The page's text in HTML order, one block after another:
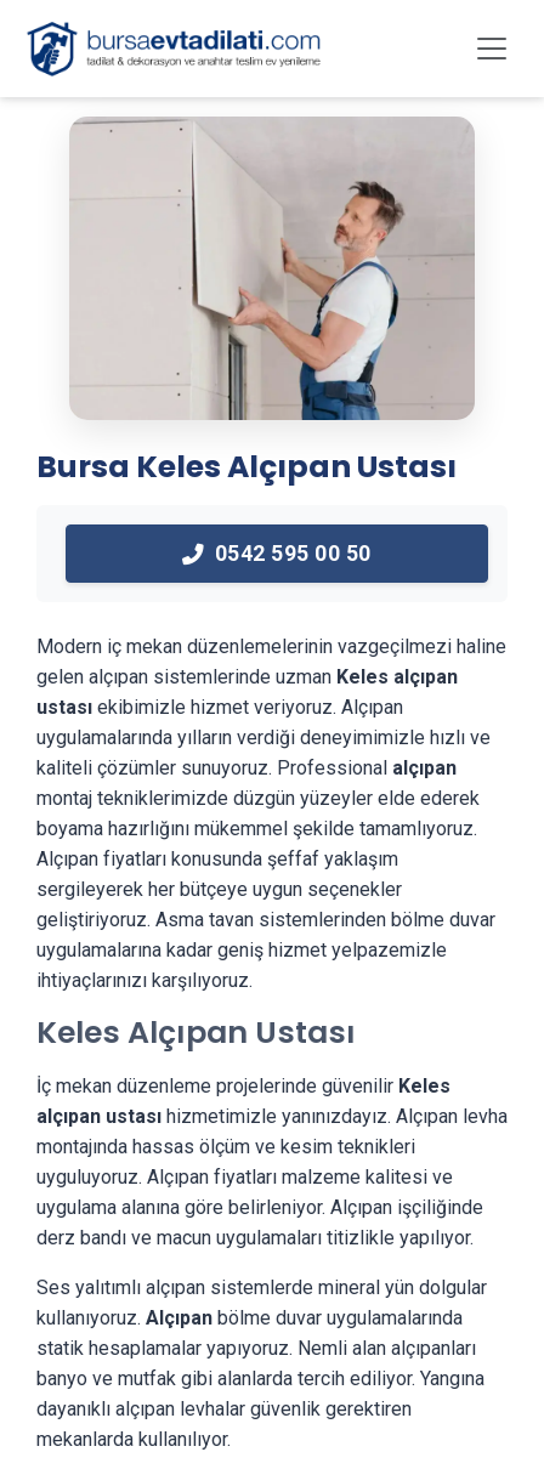
Bursa Keles Alçıpan Ustası
0542 595 00 50
Modern iç mekan düzenlemelerinin vazgeçilmezi haline
gelen alçıpan sistemlerinde uzman Keles alçıpan
ustası ekibimizle hizmet veriyoruz. Alçıpan
uygulamalarında yılların verdiği deneyimimizle hızlı ve
kaliteli çözümler sunuyoruz. Professional alçıpan
montaj tekniklerimizde düzgün yüzeyler elde ederek
boyama hazırlığını mükemmel şekilde tamamlıyoruz.
Alçıpan fiyatları konusunda şeffaf yaklaşım
sergileyerek her bütçeye uygun seçenekler
geliştiriyoruz. Asma tavan sistemlerinden bölme duvar
uygulamalarına kadar geniş hizmet yelpazemizle
ihtiyaçlarınızı karşılıyoruz.
Keles Alçıpan Ustası
İç mekan düzenleme projelerinde güvenilir Keles
alçıpan ustası hizmetimizle yanınızdayız. Alçıpan levha
montajında hassas ölçüm ve kesim teknikleri
uyguluyoruz. Alçıpan fiyatları malzeme kalitesi ve
uygulama alanına göre belirleniyor. Alçıpan işçiliğinde
derz bandı ve macun uygulamaları titizlikle yapılıyor.
Ses yalıtımlı alçıpan sistemlerde mineral yün dolgular
kullanıyoruz. Alçıpan bölme duvar uygulamalarında
statik hesaplamalar yapıyoruz. Nemli alan alçıpanları
banyo ve mutfak gibi alanlarda tercih ediliyor. Yangına
dayanıklı alçıpan levhalar güvenlik gerektiren
mekanlarda kullanılıyor.